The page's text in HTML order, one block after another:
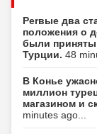
Perвые два
положения о
были
Турции. 48
В Конье
миллион
магазином и
minutes ago...